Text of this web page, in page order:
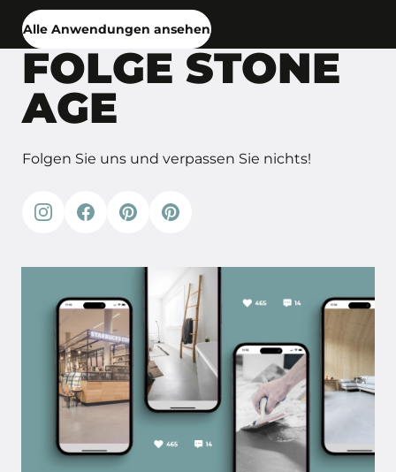
Alle Anwendungen ansehen
FOLGE STONE
AGE
Folgen Sie uns und verpassen Sie nichts!